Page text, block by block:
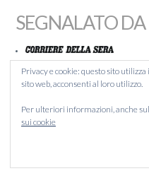
SEGNALATO DA
LIQUIDA
Privacy e cookie: questo sito
sito web, acconsenti al loro utilizzo.
Per ulteriori informazioni, anche
sui cookie